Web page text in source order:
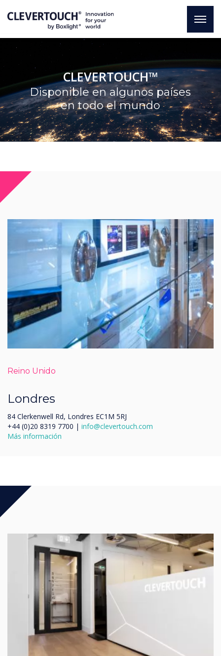
CLEVERTOUCH™
Disponible en algunos países
en todo el mundo
Reino Unido
Londres
84 Clerkenwell Rd, Londres EC1M 5RJ
+44 (0)20 8319 7700 | info@clevertouch.com
Más información